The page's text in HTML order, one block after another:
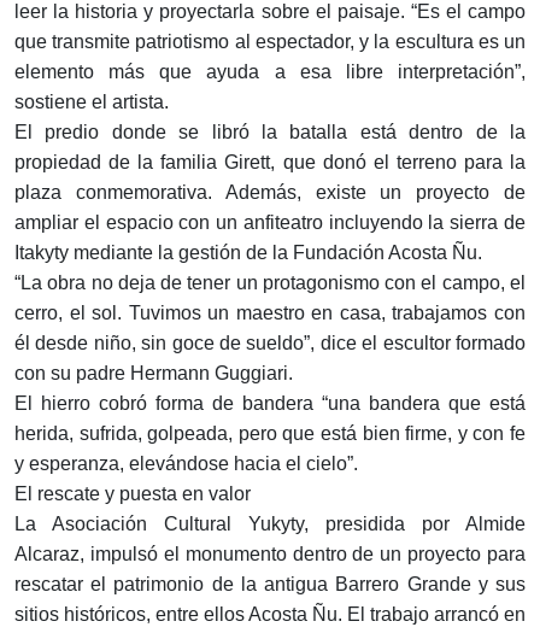
leer la historia y proyectarla sobre el paisaje. “Es el campo
que transmite patriotismo al espectador, y la escultura es un
elemento más que ayuda a esa libre interpretación”,
sostiene el artista.
El predio donde se libró la batalla está dentro de la
propiedad de la familia Girett, que donó el terreno para la
plaza conmemorativa. Además, existe un proyecto de
ampliar el espacio con un anfiteatro incluyendo la sierra de
Itakyty mediante la gestión de la Fundación Acosta Ñu.
“La obra no deja de tener un protagonismo con el campo, el
cerro, el sol. Tuvimos un maestro en casa, trabajamos con
él desde niño, sin goce de sueldo”, dice el escultor formado
con su padre Hermann Guggiari.
El hierro cobró forma de bandera “una bandera que está
herida, sufrida, golpeada, pero que está bien firme, y con fe
y esperanza, elevándose hacia el cielo”.
El rescate y puesta en valor
La Asociación Cultural Yukyty, presidida por Almide
Alcaraz, impulsó el monumento dentro de un proyecto para
rescatar el patrimonio de la antigua Barrero Grande y sus
sitios históricos, entre ellos Acosta Ñu. El trabajo arrancó en